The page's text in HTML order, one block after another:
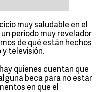
muy saludable en el
periodo muy revelador
de qué están hechos
y televisión.
quienes cuentan que
beca para no estar
en que el